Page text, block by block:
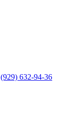
(929) 632-94-36